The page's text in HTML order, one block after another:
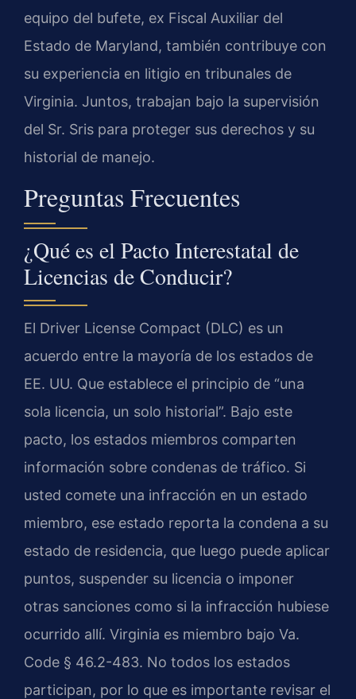
equipo del bufete, ex Fiscal Auxiliar del
Estado de Maryland, también contribuye con
su experiencia en litigio en tribunales de
Virginia. Juntos, trabajan bajo la supervisión
del Sr. Sris para proteger sus derechos y su
historial de manejo.
Preguntas Frecuentes
¿Qué es el Pacto Interestatal de
Licencias de Conducir?
El Driver License Compact (DLC) es un
acuerdo entre la mayoría de los estados de
EE. UU. Que establece el principio de “una
sola licencia, un solo historial”. Bajo este
pacto, los estados miembros comparten
información sobre condenas de tráfico. Si
usted comete una infracción en un estado
miembro, ese estado reporta la condena a su
estado de residencia, que luego puede aplicar
puntos, suspender su licencia o imponer
otras sanciones como si la infracción hubiese
ocurrido allí. Virginia es miembro bajo Va.
Code § 46.2-483. No todos los estados
participan, por lo que es importante revisar el